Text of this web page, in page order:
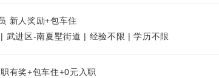
新人奖励+包车住
| 武进区-南夏墅街道 | 经验不限 | 学历不限
有奖+包车住+0元入职